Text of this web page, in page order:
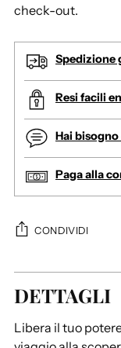
check-out.
Spedizione
Resi facili
Hai
Paga alla
CONDIVIDI
A
g
i
DETTAGLI
Libera il tuo